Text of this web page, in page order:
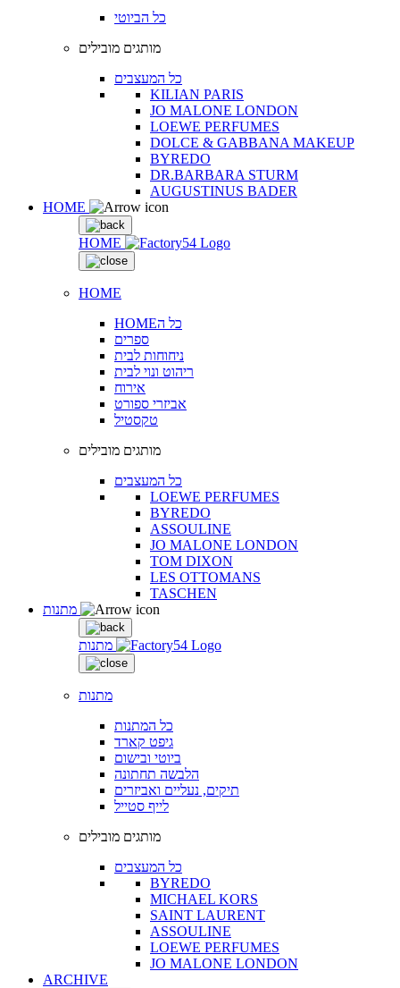
כל הביוטי
מותגים מובילים
כל המעצבים
KILIAN PARIS
JO MALONE LONDON
LOEWE PERFUMES
DOLCE & GABBANA MAKEUP
BYREDO
DR.BARBARA STURM
AUGUSTINUS BADER
HOME
HOME
HOME
HOMEכל ה
ספרים
ניחוחות לבית
ריהוט ונוי לבית
אירוח
אביזרי ספורט
טקסטיל
מותגים מובילים
כל המעצבים
LOEWE PERFUMES
BYREDO
ASSOULINE
JO MALONE LONDON
TOM DIXON
LES OTTOMANS
TASCHEN
מתנות
מתנות
כל המתנות
גיפט קארד
ביוטי ובישום
הלבשה תחתונה
תיקים, נעליים ואביזרים
לייף סטייל
מותגים מובילים
כל המעצבים
BYREDO
MICHAEL KORS
SAINT LAURENT
ASSOULINE
LOEWE PERFUMES
JO MALONE LONDON
ARCHIVE